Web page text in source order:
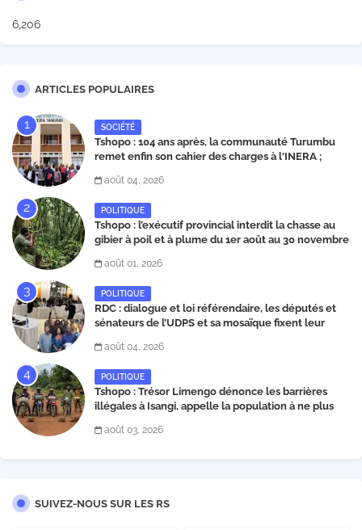
6,206
ARTICLES POPULAIRES
SOCIÉTÉ
Tshopo : 104 ans après, la communauté Turumbu
remet enfin son cahier des charges à l'INERA ;
août 04, 2026
POLITIQUE
Tshopo : l’exécutif provincial interdit la chasse au
gibier à poil et à plume du 1er août au 30 novembre
août 01, 2026
POLITIQUE
RDC : dialogue et loi référendaire, les députés et
sénateurs de l’UDPS et sa mosaïque fixent leur
Matata
août 04, 2026
POLITIQUE
Tshopo : Trésor Limengo dénonce les barrières
illégales à Isangi, appelle la population à ne plus
août 03, 2026
SUIVEZ-NOUS SUR LES RS